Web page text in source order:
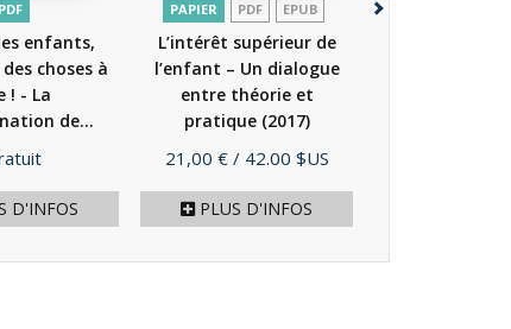
PDF
enfants,
choses à
! - La
de...
D'INFOS
PAPIER PDF EPUB
L’intérêt supérieur de
l’enfant – Un dialogue
entre théorie et
pratique (2017)
Prix
21,00 € / 42.00 $US
PLUS D'INFOS